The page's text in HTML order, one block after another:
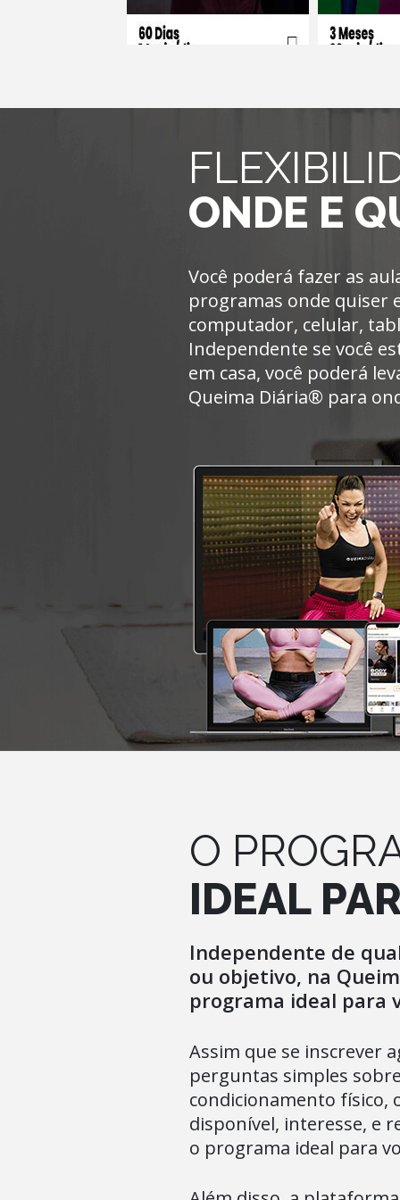
Você poderá fazer as
programas onde quiser
computador, celular,
Independente se você
em casa, você poderá
Queima Diária® para
ONDE E
O
IDEAL
Independente de
ou objetivo, na
programa ideal para
Assim que se inscrever
perguntas simples
condicionamento físico,
disponível, interesse, e
o programa ideal para